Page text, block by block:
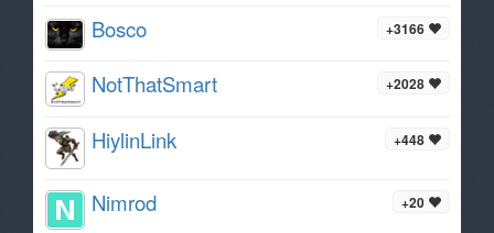
+3166
Bosco
+2028
NotThatSmart
+448
HiylinLink
+20
Nimrod